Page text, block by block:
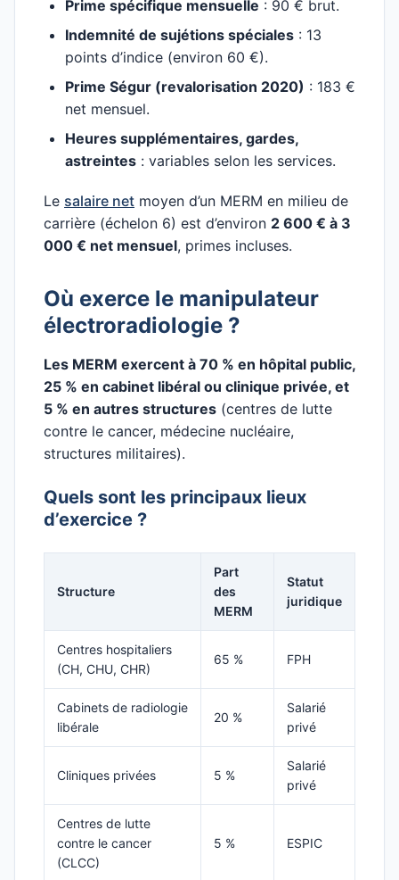
Prime spécifique mensuelle : 90 € brut.
Indemnité de sujétions spéciales : 13
points d’indice (environ 60 €).
Prime Ségur (revalorisation 2020) : 183 €
net mensuel.
Heures supplémentaires, gardes,
astreintes : variables selon les services.
Le salaire net moyen d’un MERM en milieu de
carrière (échelon 6) est d’environ 2 600 € à 3
000 € net mensuel, primes incluses.
Où exerce le manipulateur
électroradiologie ?
Les MERM exercent à 70 % en hôpital public,
25 % en cabinet libéral ou clinique privée, et
5 % en autres structures (centres de lutte
contre le cancer, médecine nucléaire,
structures militaires).
Quels sont les principaux lieux
d’exercice ?
Structure
Part
des
MERM
Statut
juridique
Centres hospitaliers
(CH, CHU, CHR)
65 % FPH
Cabinets de radiologie
libérale
20 %
Salarié
privé
Cliniques privées 5 %
Salarié
privé
Centres de lutte
contre le cancer
(CLCC)
5 % ESPIC